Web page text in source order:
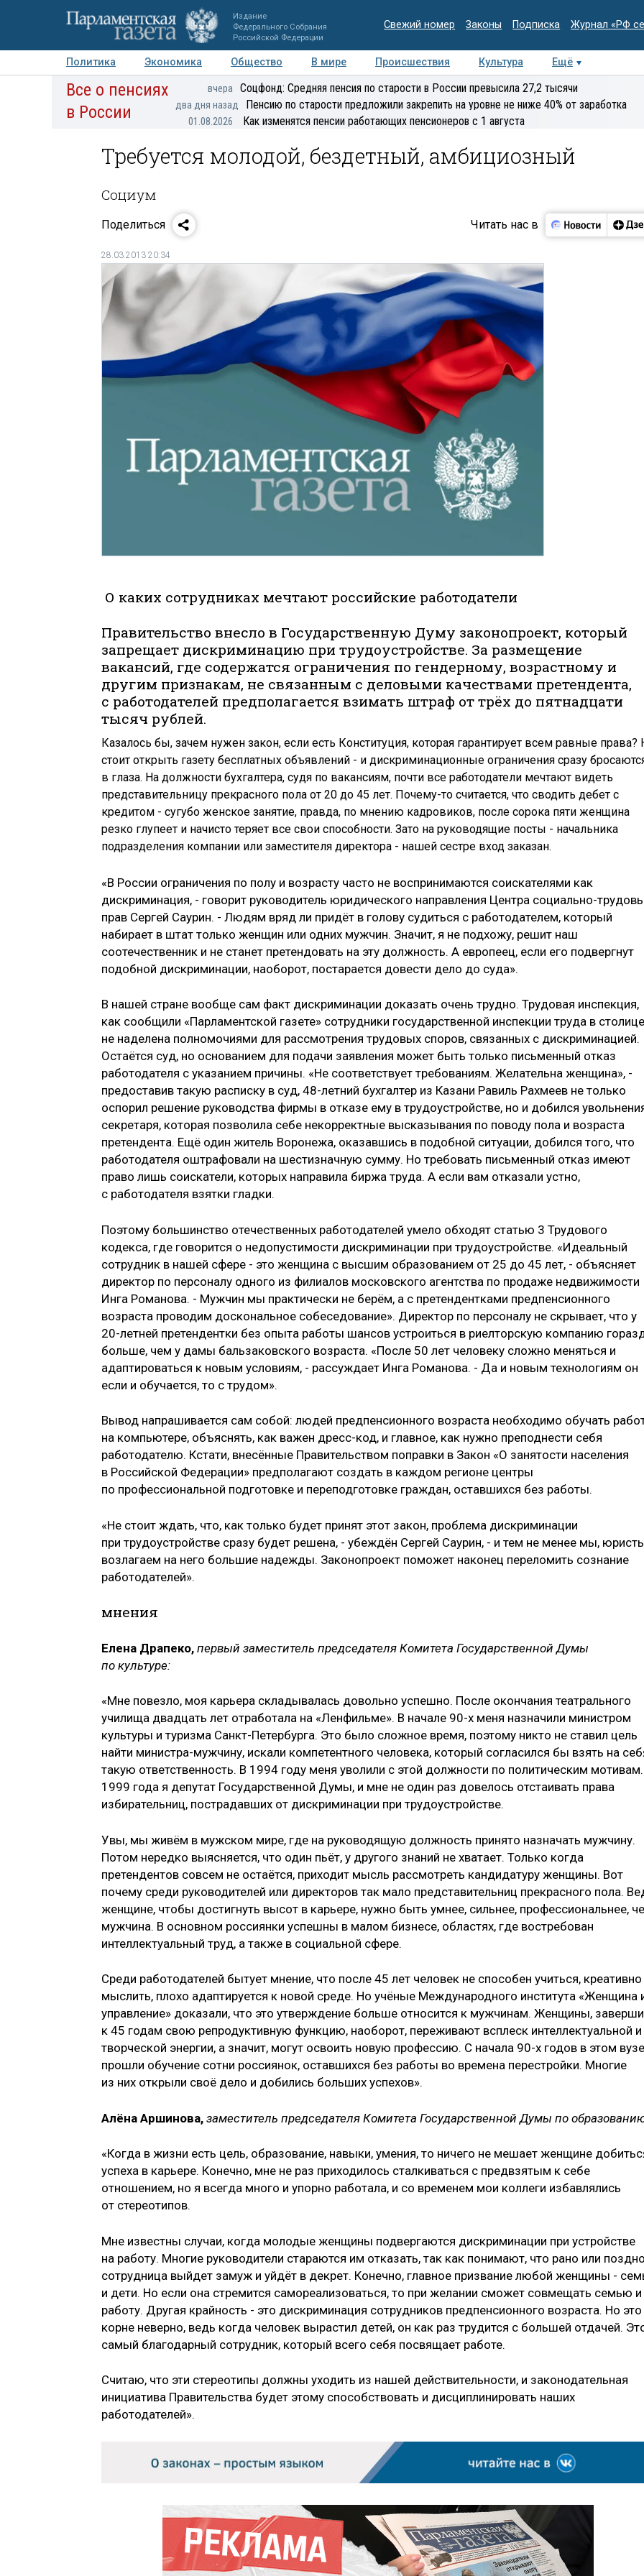
Издание
Федерального Собрания
Российской Федерации
Свежий номер Законы Подписка Журнал «РФ
Политика Экономика Общество В мире Происшествия Культура Ещё
Авторы Персоны Мнения Регионы Медиацентр Интервью Колумнисты
Все о пенсиях
в России
вчера Соцфонд: Средняя пенсия по старости в России превысила 27,2 тысячи
два дня назад Пенсию по старости предложили закрепить на уровне не ниже 40% от заработка
01.08.2026 Как изменятся пенсии работающих пенсионеров с 1 августа
Требуется молодой, бездетный, амбициозный
Социум
Поделиться Читать нас в
28.03.2013 20:34
О каких сотрудниках мечтают российские работодатели
Правительство внесло в Государственную Думу законопроект, который
запрещает дискриминацию при трудоустройстве. За размещение
вакансий, где содержатся ограничения по гендерному, возрастному и
другим признакам, не связанным с деловыми качествами претендента,
с работодателей предполагается взимать штраф от трёх до пятнадцати
тысяч рублей.
Казалось бы, зачем нужен закон, если есть Конституция, которая гарантирует всем равные права?
стоит открыть газету бесплатных объявлений - и дискриминационные ограничения сразу
в глаза. На должности бухгалтера, судя по вакансиям, почти все работодатели мечтают видеть
представительницу прекрасного пола от 20 до 45 лет. Почему-то считается, что сводить дебет с
кредитом - сугубо женское занятие, правда, по мнению кадровиков, после сорока пяти женщина
резко глупеет и начисто теряет все свои способности. Зато на руководящие посты - начальника
подразделения компании или заместителя директора - нашей сестре вход заказан.
«В России ограничения по полу и возрасту часто не воспринимаются соискателями как
дискриминация, - говорит руководитель юридического направления Центра социально-
прав Сергей Саурин. - Людям вряд ли придёт в голову судиться с работодателем, который
набирает в штат только женщин или одних мужчин. Значит, я не подхожу, решит наш
соотечественник и не станет претендовать на эту должность. А европеец, если его подвергнут
подобной дискриминации, наоборот, постарается довести дело до суда».
В нашей стране вообще сам факт дискриминации доказать очень трудно. Трудовая инспекция,
как сообщили «Парламентской газете» сотрудники государственной инспекции труда в
не наделена полномочиями для рассмотрения трудовых споров, связанных с дискриминацией.
Остаётся суд, но основанием для подачи заявления может быть только письменный отказ
работодателя с указанием причины. «Не соответствует требованиям. Желательна женщина», -
предоставив такую расписку в суд, 48-летний бухгалтер из Казани Равиль Рахмеев не только
оспорил решение руководства фирмы в отказе ему в трудоустройстве, но и добился
секретаря, которая позволила себе некорректные высказывания по поводу пола и возраста
претендента. Ещё один житель Воронежа, оказавшись в подобной ситуации, добился того, что
работодателя оштрафовали на шестизначную сумму. Но требовать письменный отказ имеют
право лишь соискатели, которых направила биржа труда. А если вам отказали устно,
с работодателя взятки гладки.
Поэтому большинство отечественных работодателей умело обходят статью 3 Трудового
кодекса, где говорится о недопустимости дискриминации при трудоустройстве. «Идеальный
сотрудник в нашей сфере - это женщина с высшим образованием от 25 до 45 лет, - объясняет
директор по персоналу одного из филиалов московского агентства по продаже недвижимости
Инга Романова. - Мужчин мы практически не берём, а с претендентками предпенсионного
возраста проводим доскональное собеседование». Директор по персоналу не скрывает, что у
20-летней претендентки без опыта работы шансов устроиться в риелторскую компанию
больше, чем у дамы бальзаковского возраста. «После 50 лет человеку сложно меняться и
адаптироваться к новым условиям, - рассуждает Инга Романова. - Да и новым технологиям он
если и обуча­ется, то с трудом».
Вывод напрашивается сам собой: людей предпенсионного возраста необходимо обучать
на компьютере, объяснять, как важен дресс-код, и главное, как нужно преподнести себя
работодателю. Кстати, внесённые Правительством поправки в Закон «О занятости населения
в Российской Федерации» предполагают создать в каждом регионе центры
по профессиональной подготовке и переподготовке граждан, оставшихся без работы.
«Не стоит ждать, что, как только будет принят этот закон, проблема дискриминации
при трудоустройстве сразу будет решена, - убеждён ­Сергей Саурин, - и тем не менее мы,
возлагаем на него большие надежды. Законопроект поможет наконец переломить сознание
работодателей».
мнения
Елена Драпеко, первый заместитель председателя Комитета Государственной Думы
по культуре:
«Мне повезло, моя карьера складывалась довольно успешно. После окончания театрального
училища двадцать лет отработала на «Ленфильме». В начале 90-х меня назначили министром
культуры и туризма Санкт-Петербурга. Это было сложное время, поэтому никто не ставил цель
найти министра-мужчину, искали компетентного человека, который согласился бы взять на
такую ответственность. В 1994 году меня уволили с этой должности по политическим
1999 года я депутат Государственной Думы, и мне не один раз довелось отстаивать права
избирательниц, пострадавших от дискриминации при трудо­устройстве.
Увы, мы живём в мужском мире, где на руководящую должность принято назначать мужчину.
Потом нередко выясняется, что один пьёт, у другого знаний не хватает. Только когда
претендентов совсем не остаётся, приходит мысль рассмотреть кандидатуру женщины. Вот
почему среди руководителей или директоров так мало представительниц прекрасного пола.
женщине, чтобы достигнуть высот в карьере, нужно быть умнее, сильнее, профессиональнее,
мужчина. В основном россиянки успешны в малом бизнесе, областях, где востребован
интеллектуальный труд, а также в социальной сфере.
Среди работодателей бытует мнение, что после 45 лет человек не способен учиться, креативно
мыслить, плохо адаптируется к новой среде. Но учёные Международного института «Женщина
управление» доказали, что это утверждение больше относится к мужчинам. Женщины,
к 45 годам свою репродуктивную функцию, наоборот, переживают всплеск интеллектуальной и
творческой энергии, а значит, могут освоить новую профессию. С начала 90-х годов в этом вузе
прошли обучение сотни россиянок, оставшихся без работы во времена перестройки. Многие
из них открыли своё дело и добились больших успехов».
Алёна Аршинова, заместитель председателя Комитета Государственной Думы по
«Когда в жизни есть цель, образование, навыки, умения, то ничего не мешает женщине
успеха в карьере. Конечно, мне не раз приходилось сталкиваться с предвзятым к себе
отношением, но я всегда много и упорно работала, и со временем мои коллеги избавлялись
от стереотипов.
Мне известны случаи, когда молодые женщины подвергаются дискриминации при устройстве
на работу. Многие руководители стараются им отказать, так как понимают, что рано или поздно
сотрудница выйдет замуж и уйдёт в декрет. Конечно, главное призвание любой женщины -
и дети. Но если она стремится самореализоваться, то при желании сможет совмещать семью и
работу. ­Другая крайность - это дискриминация сотрудников предпенсионного возраста. Но это
корне неверно, ведь когда человек вырастил детей, он как раз трудится с ­большей отдачей.
самый благодарный сотрудник, который всего себя посвящает ­работе.
Считаю, что эти стереотипы должны уходить из нашей действительности, и законодательная
инициатива Правительства будет этому способствовать и дисциплинировать наших
работодателей».